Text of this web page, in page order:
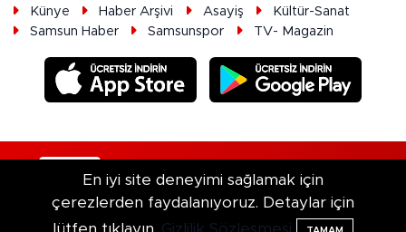
Künye
Haber Arşivi Asayiş
Kültür-Sanat
Samsun Haber
Samsunspor TV- Magazin
Haber Yazılımı:TE Bilişim
En iyi site deneyimi sağlamak için
çerezlerden faydalanıyoruz. Detaylar için
lütfen tıklayın. Gizlilik Sözleşmesi